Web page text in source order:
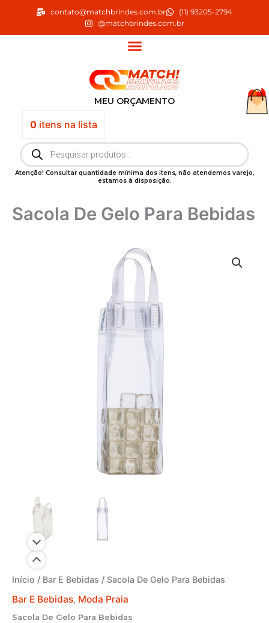
o
contato@matchbrindes.com.br
(11) 93205-2794
@matchbrindes.com.br
MEU ORÇAMENTO
0itens na lista
Pesquisar
produtos
Atenção! Consultar quantidade mínima dos itens, não atendemos varejo,
estamos à disposição.
Sacola De Gelo Para Bebidas
Início / Bar E Bebidas / Sacola De Gelo Para Bebidas
Bar E Bebidas, Moda Praia
Sacola De Gelo Para Bebidas